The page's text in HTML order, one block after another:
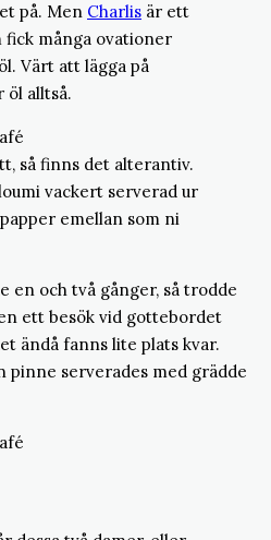
på. Men Charlis är ett
många ovationer
Värt att lägga på
öl alltså.
så finns det alterantiv.
vackert serverad ur
emellan som ni
en och två gånger, så trodde
ett besök vid gottebordet
ändå fanns lite plats kvar.
pinne serverades med grädde